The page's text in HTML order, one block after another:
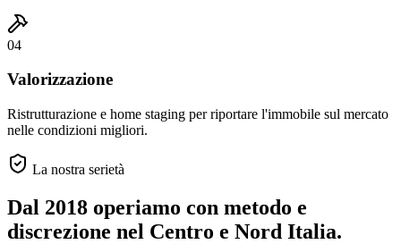
04
Valorizzazione
Ristrutturazione e home staging per riportare l'immobile sul mercato
nelle condizioni migliori.
La nostra serietà
Dal 2018 operiamo con metodo e
discrezione nel Centro e Nord Italia.